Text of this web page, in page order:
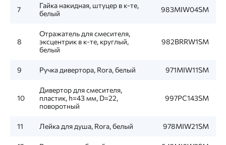
7
Гайка накидная, штуцер в к-те,
белый
983MIW04SM
8
Отражатель для смесителя,
эксцентрик в к-те, круглый,
белый
982BRRW1SM
9 Ручка дивертора, Rora, белый 971MIW11SM
10
Дивертор для смесителя,
пластик, h=43 мм, D=22,
поворотный
997PC143SM
11 Лейка для душа, Rora, белый 978MIW21SM